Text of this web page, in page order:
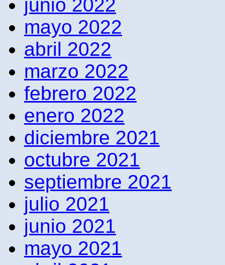
junio 2022
mayo 2022
abril 2022
marzo 2022
febrero 2022
enero 2022
diciembre 2021
octubre 2021
septiembre 2021
julio 2021
junio 2021
mayo 2021